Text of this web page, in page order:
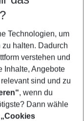
Technologien, um
halten. Dadurch
verstehen und
Inhalte, Angebote
sind und zu
, wenn du
Dann wähle
„Cookies